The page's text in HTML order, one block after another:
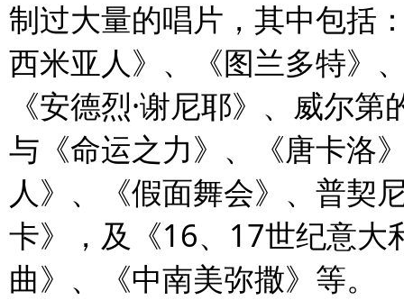
制过大量的唱片，其中包括
西米亚人》、《图兰多特》
《安德烈·谢尼耶》、威尔
与《命运之力》、《唐卡洛
人》、《假面舞会》、普契
卡》，及《16、 17世纪意大
曲》、《中南美弥撒》等。